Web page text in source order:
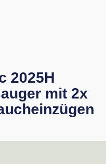
2025H
mit 2x